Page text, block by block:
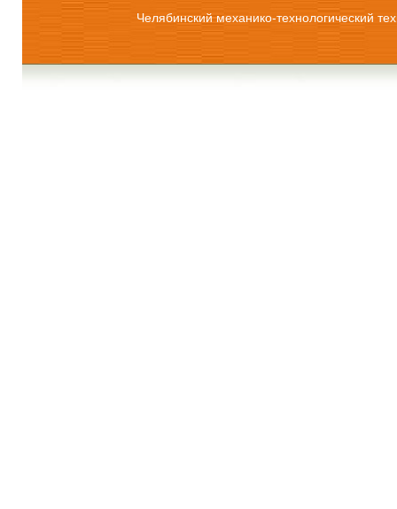
Челябинский механико-технологический